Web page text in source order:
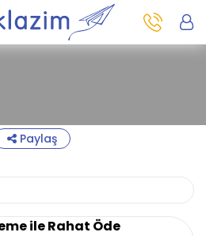
Paylaş
ile Rahat Öde